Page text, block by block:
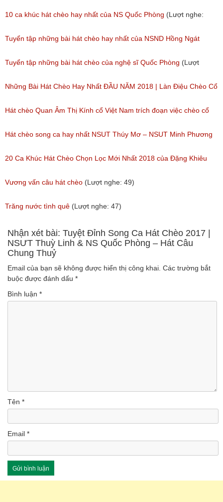
10 ca khúc hát chèo hay nhất của NS Quốc Phòng (Lượt nghe:
1,371)
Tuyển tập những bài hát chèo hay nhất của NSND Hồng Ngát
(Lượt nghe: 777)
Tuyển tập những bài hát chèo của nghệ sĩ Quốc Phòng (Lượt
nghe: 2,002)
Những Bài Hát Chèo Hay Nhất ĐẦU NĂM 2018 | Làn Điệu Chèo Cổ
Ngọt Ngào Như Ru Lòng Người
(Lượt nghe: 172)
Hát chèo Quan Âm Thị Kính cổ Việt Nam trích đoạn việc chèo cổ
Việt Nam đặc sắc nhất
(Lượt nghe: 81)
Hát chèo song ca hay nhất NSUT Thúy Mơ – NSUT Minh Phương
(Lượt nghe: 189)
20 Ca Khúc Hát Chèo Chọn Lọc Mới Nhất 2018 của Đặng Khiêu
(Lượt nghe: 105)
Vương vấn câu hát chèo (Lượt nghe: 49)
Trăng nước tình quê (Lượt nghe: 47)
Nhận xét bài: Tuyệt Đỉnh Song Ca Hát Chèo 2017 |
NSƯT Thuỳ Linh & NS Quốc Phòng – Hát Câu
Chung Thuỷ
Email của bạn sẽ không được hiển thị công khai. Các trường bắt
buộc được đánh dấu *
Bình luận *
Tên *
Email *